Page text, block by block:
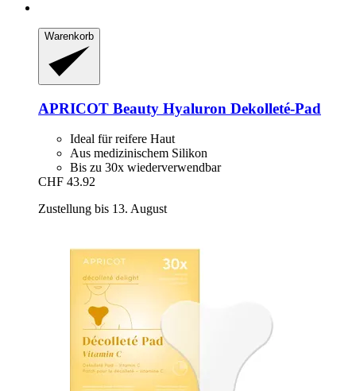
Warenkorb
APRICOT Beauty Hyaluron Dekolleté-​Pad
Ideal für reifere Haut
Aus medizinischem Silikon
Bis zu 30x wiederverwendbar
CHF 43.92
Zustellung bis 13. August